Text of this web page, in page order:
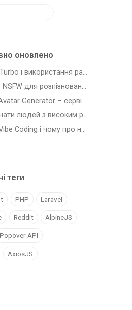
оновлено
Hotwired Turbo і використання разом з Laravel
Детектор NSFW для розпізновання зображень з шкідливим для роботи контентом
Bauhaus Avatar Generator – сервіс для генерації автарів-плейсхолдерів
Як розпізнати людей з високим рівнем самостійності (agency)
Що таке Vibe Coding і чому про нього всі говорять
теги
PHP Laravel
Reddit AlpineJS
Popover API
AxiosJS